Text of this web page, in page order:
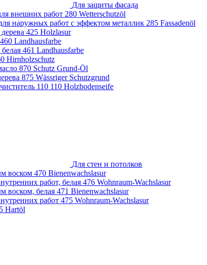
Для защиты фасада
внешних работ 280 Wetterschutzöl
наружных работ с эффектом металлик 285 Fassadenöl
425 Holzlasur
460 Landhausfarbe
461 Landhausfarbe
Hirnholzschutz
870 Schutz Grund-Öl
875 Wässriger Schutzgrund
110 110 Holzbodenseife
Для стен и потолков
воском 470 Bienenwachslasur
работ, белая 476 Wohnraum-Wachslasur
воском, белая 471 Bienenwachslasur
работ 475 Wohnraum-Wachslasur
Hartöl